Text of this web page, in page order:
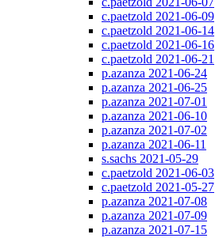
c.paetzold 2021-06-09
c.paetzold 2021-06-14
c.paetzold 2021-06-16
c.paetzold 2021-06-21
p.azanza 2021-06-24
p.azanza 2021-06-25
p.azanza 2021-07-01
p.azanza 2021-06-10
p.azanza 2021-07-02
p.azanza 2021-06-11
s.sachs 2021-05-29
c.paetzold 2021-06-03
c.paetzold 2021-05-27
p.azanza 2021-07-08
p.azanza 2021-07-09
p.azanza 2021-07-15